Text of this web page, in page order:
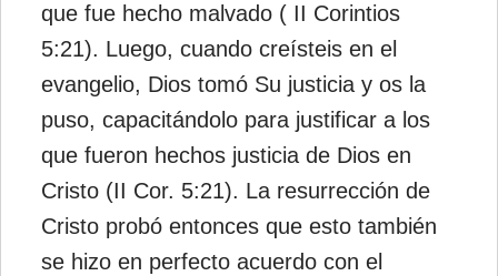
que fue hecho malvado ( II Corintios
5:21). Luego, cuando creísteis en el
evangelio, Dios tomó Su justicia y os la
puso, capacitándolo para justificar a los
que fueron hechos justicia de Dios en
Cristo (II Cor. 5:21). La resurrección de
Cristo probó entonces que esto también
se hizo en perfecto acuerdo con el